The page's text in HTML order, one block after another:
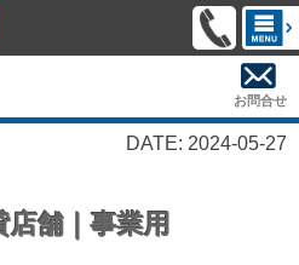
お問合せ
DATE: 2024-05-27
舗｜事業用